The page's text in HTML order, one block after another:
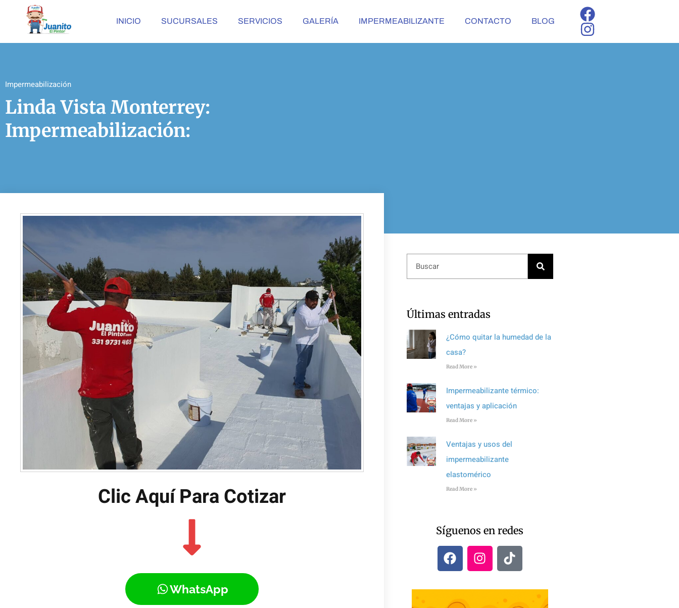
INICIO SUCURSALES SERVICIOS GALERÍA IMPERMEABILIZANTE CONTACTO BLOG
Impermeabilización
Linda Vista Monterrey:
Impermeabilización:
Clic Aquí Para Cotizar​
WhatsApp
Últimas entradas
¿Cómo quitar la humedad de la
casa?
Read More »
Impermeabilizante térmico:
ventajas y aplicación
Read More »
Ventajas y usos del
impermeabilizante
elastomérico
Read More »
Síguenos en redes